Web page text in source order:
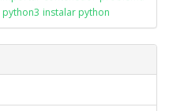
python3 instalar python